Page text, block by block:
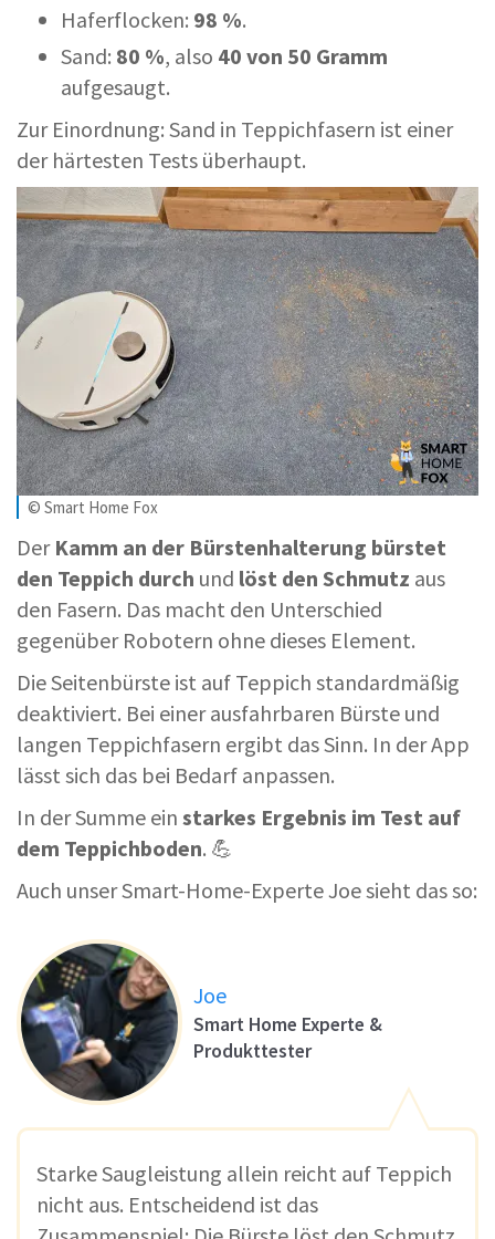
Haferflocken: 98 %.
Sand: 80 %, also 40 von 50 Gramm
aufgesaugt.
Zur Einordnung: Sand in Teppichfasern ist einer
der härtesten Tests überhaupt.
© Smart Home Fox
Der Kamm an der Bürstenhalterung bürstet
den Teppich durch und löst den Schmutz aus
den Fasern. Das macht den Unterschied
gegenüber Robotern ohne dieses Element.
Die Seitenbürste ist auf Teppich standardmäßig
deaktiviert. Bei einer ausfahrbaren Bürste und
langen Teppichfasern ergibt das Sinn. In der App
lässt sich das bei Bedarf anpassen.
In der Summe ein starkes Ergebnis im Test auf
dem Teppichboden. 💪
Auch unser Smart-Home-Experte Joe sieht das so:
Joe
Smart Home Experte &
Produkttester
Starke Saugleistung allein reicht auf Teppich
nicht aus. Entscheidend ist das